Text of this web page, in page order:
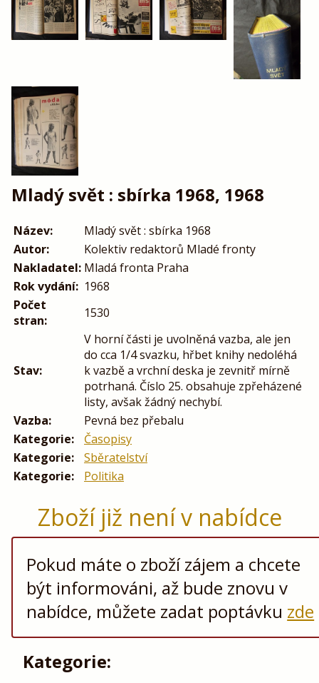
Mladý svět : sbírka 1968, 1968
Název:
Mladý svět : sbírka 1968
Autor:
Kolektiv redaktorů Mladé fronty
Nakladatel: Mladá fronta Praha
Rok vydání: 1968
Počet
stran:
1530
Stav:
V horní části je uvolněná vazba, ale jen
do cca 1/4 svazku, hřbet knihy nedoléhá
k vazbě a vrchní deska je zevnitř mírně
potrhaná. Číslo 25. obsahuje zpřeházené
listy, avšak žádný nechybí.
Vazba:
Pevná bez přebalu
Kategorie:
Časopisy
Kategorie:
Sběratelství
Kategorie:
Politika
Zboží již není v nabídce
Pokud máte o zboží zájem a chcete
být informováni, až bude znovu v
nabídce, můžete zadat poptávku zde
Kategorie: